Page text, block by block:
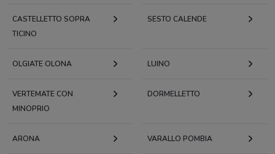
CASTELLETTO SOPRA
TICINO
SESTO CALENDE
OLGIATE OLONA LUINO
VERTEMATE CON
MINOPRIO
DORMELLETTO
ARONA VARALLO POMBIA